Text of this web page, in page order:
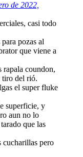
de 2022,
casi todo
pozas al
que viene a
rapala coundon,
tiro del rió.
el super fluke
superficie, y
aun no lo
que las
cucharillas pero